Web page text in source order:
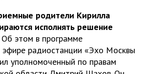
родители Кирилла
исполнять решение
Об этом в программе
радиостанции «Эхо Москвы
уполномоченный по правам